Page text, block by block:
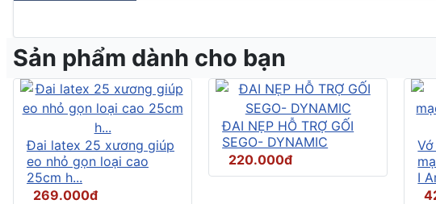
Sản phẩm dành cho bạn
Đai latex 25 xương giúp
eo nhỏ gọn loại cao
25cm h...
269.000đ
ĐAI NẸP HỖ TRỢ GỐI
SEGO- DYNAMIC
220.000đ
I